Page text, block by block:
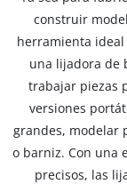
construir
herramienta
una lijadora de
trabajar piezas
versiones
grandes, modelar
o barniz. Con una
precisos, las